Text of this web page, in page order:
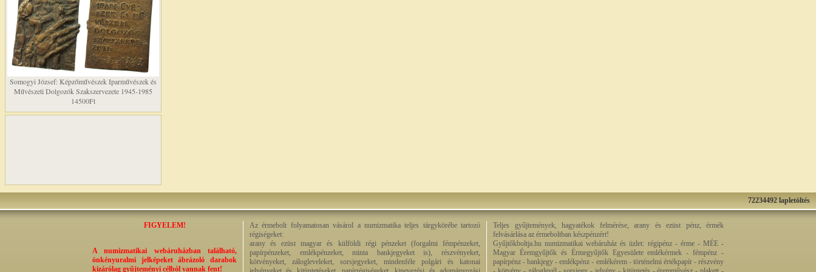
Somogyi József: Képzőművészek Iparművészek és
Művészeti Dolgozók Szakszervezete 1945-1985
14500Ft
72234492 lapletöltés
FIGYELEM!
A numizmatikai webáruházban található,
önkényuralmi jelképeket ábrázoló darabok
kizárólag gyűjteményi célból vannak fent!
Az érmebolt folyamatosan vásárol a numizmatika teljes tárgykörébe tartozó
régiségeket:
arany és ezüst magyar és külföldi régi pénzeket (forgalmi fémpénzeket,
papírpénzeket, emlékpénzeket, minta bankjegyeket is), részvényeket,
kötvényeket, zálogleveleket, sorsjegyeket, mindenféle polgári és katonai
Teljes gyűjtemények, hagyatékok felmérése, arany és ezüst pénz, érmék
felvásárlása az érmeboltban készpénzért!
Gyűjtőkboltja.hu numizmatikai webáruház és üzlet: régipénz - érme - MÉE -
Magyar Éremgyűjtők és Érmegyűjtők Egyesülete emlékérmek - fémpénz -
papírpénz - bankjegy - emlékpénz - emlékérem - történelmi értékpapír - részvény